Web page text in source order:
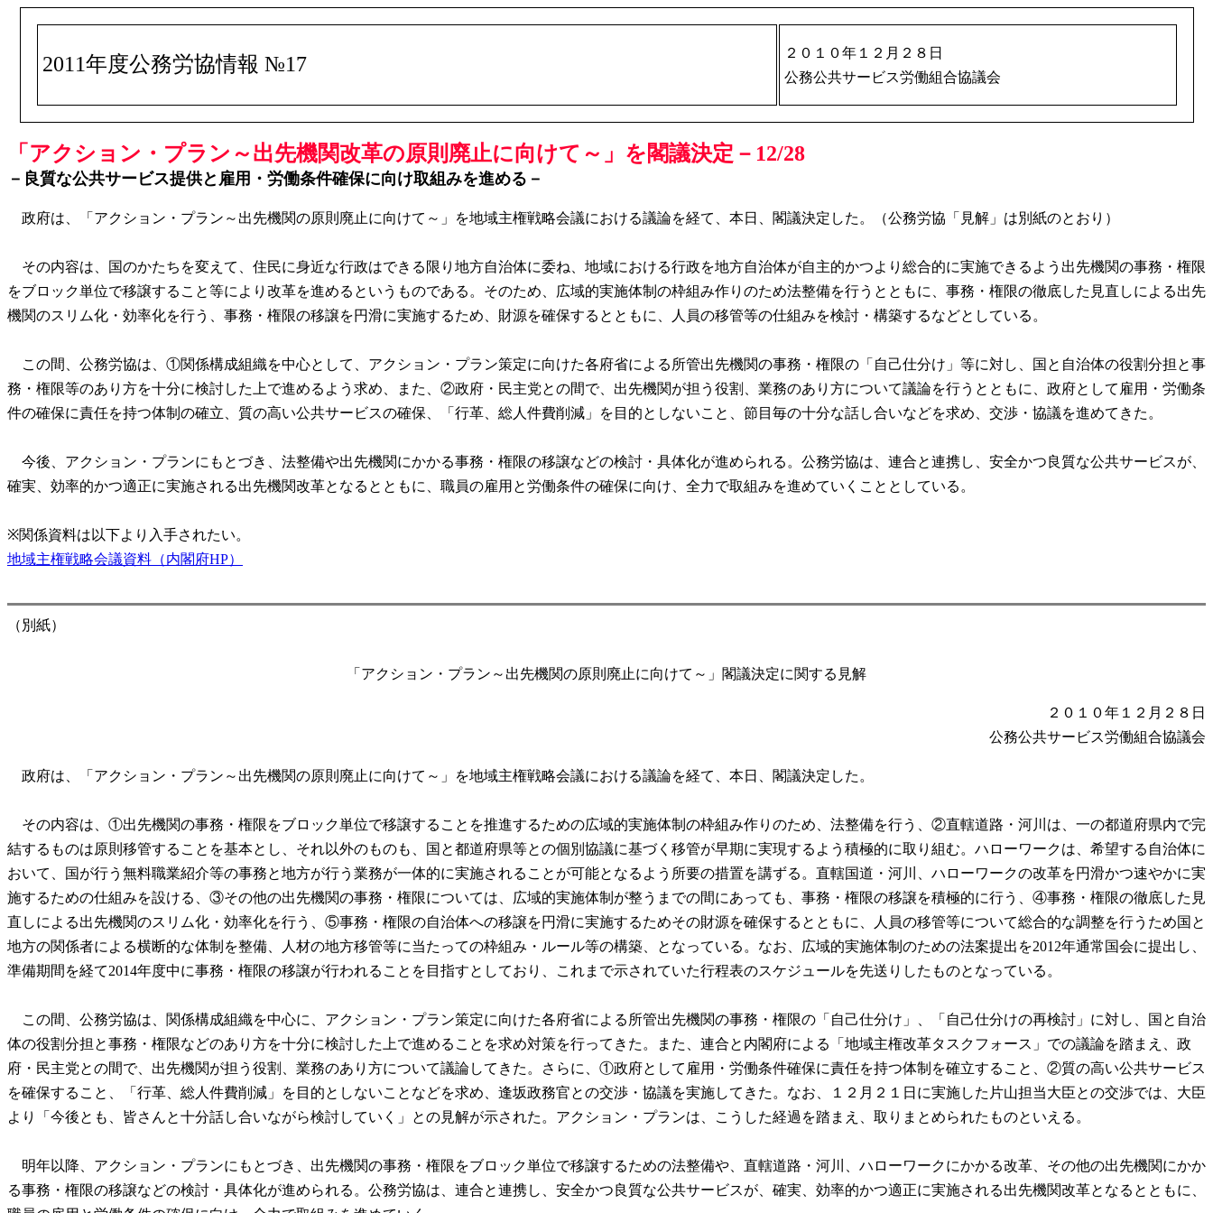
2011年度公務労協情報 №17
２０１０年１２月２８日
公務公共サービス労働組合協議会
「アクション・プラン～出先機関改革の原則廃止に向けて～」を閣議決定－12/28
－良質な公共サービス提供と雇用・労働条件確保に向け取組みを進める－
政府は、「アクション・プラン～出先機関の原則廃止に向けて～」を地域主権戦略会議における議論を経て、本日、閣議決定した。（公務労協「見解」は別紙のとおり）
その内容は、国のかたちを変えて、住民に身近な行政はできる限り地方自治体に委ね、地域における行政を地方自治体が自主的かつより総合的に実施できるよう出先機関の事務・権限
をブロック単位で移譲すること等により改革を進めるというものである。そのため、広域的実施体制の枠組み作りのため法整備を行うとともに、事務・権限の徹底した見直しによる出先
機関のスリム化・効率化を行う、事務・権限の移譲を円滑に実施するため、財源を確保するとともに、人員の移管等の仕組みを検討・構築するなどとしている。
この間、公務労協は、①関係構成組織を中心として、アクション・プラン策定に向けた各府省による所管出先機関の事務・権限の「自己仕分け」等に対し、国と自治体の役割分担と事
務・権限等のあり方を十分に検討した上で進めるよう求め、また、②政府・民主党との間で、出先機関が担う役割、業務のあり方について議論を行うとともに、政府として雇用・労働条
件の確保に責任を持つ体制の確立、質の高い公共サービスの確保、「行革、総人件費削減」を目的としないこと、節目毎の十分な話し合いなどを求め、交渉・協議を進めてきた。
今後、アクション・プランにもとづき、法整備や出先機関にかかる事務・権限の移譲などの検討・具体化が進められる。公務労協は、連合と連携し、安全かつ良質な公共サービスが、
確実、効率的かつ適正に実施される出先機関改革となるとともに、職員の雇用と労働条件の確保に向け、全力で取組みを進めていくこととしている。
※関係資料は以下より入手されたい。
地域主権戦略会議資料（内閣府HP）
（別紙）
「アクション・プラン～出先機関の原則廃止に向けて～」閣議決定に関する見解
２０１０年１２月２８日
公務公共サービス労働組合協議会
政府は、「アクション・プラン～出先機関の原則廃止に向けて～」を地域主権戦略会議における議論を経て、本日、閣議決定した。
その内容は、①出先機関の事務・権限をブロック単位で移譲することを推進するための広域的実施体制の枠組み作りのため、法整備を行う、②直轄道路・河川は、一の都道府県内で完
結するものは原則移管することを基本とし、それ以外のものも、国と都道府県等との個別協議に基づく移管が早期に実現するよう積極的に取り組む。ハローワークは、希望する自治体に
おいて、国が行う無料職業紹介等の事務と地方が行う業務が一体的に実施されることが可能となるよう所要の措置を講ずる。直轄国道・河川、ハローワークの改革を円滑かつ速やかに実
施するための仕組みを設ける、③その他の出先機関の事務・権限については、広域的実施体制が整うまでの間にあっても、事務・権限の移譲を積極的に行う、④事務・権限の徹底した見
直しによる出先機関のスリム化・効率化を行う、⑤事務・権限の自治体への移譲を円滑に実施するためその財源を確保するとともに、人員の移管等について総合的な調整を行うため国と
地方の関係者による横断的な体制を整備、人材の地方移管等に当たっての枠組み・ルール等の構築、となっている。なお、広域的実施体制のための法案提出を2012年通常国会に提出し、
準備期間を経て2014年度中に事務・権限の移譲が行われることを目指すとしており、これまで示されていた行程表のスケジュールを先送りしたものとなっている。
この間、公務労協は、関係構成組織を中心に、アクション・プラン策定に向けた各府省による所管出先機関の事務・権限の「自己仕分け」、「自己仕分けの再検討」に対し、国と自治
体の役割分担と事務・権限などのあり方を十分に検討した上で進めることを求め対策を行ってきた。また、連合と内閣府による「地域主権改革タスクフォース」での議論を踏まえ、政
府・民主党との間で、出先機関が担う役割、業務のあり方について議論してきた。さらに、①政府として雇用・労働条件確保に責任を持つ体制を確立すること、②質の高い公共サービス
を確保すること、「行革、総人件費削減」を目的としないことなどを求め、逢坂政務官との交渉・協議を実施してきた。なお、１２月２１日に実施した片山担当大臣との交渉では、大臣
より「今後とも、皆さんと十分話し合いながら検討していく」との見解が示された。アクション・プランは、こうした経過を踏まえ、取りまとめられたものといえる。
明年以降、アクション・プランにもとづき、出先機関の事務・権限をブロック単位で移譲するための法整備や、直轄道路・河川、ハローワークにかかる改革、その他の出先機関にかか
る事務・権限の移譲などの検討・具体化が進められる。公務労協は、連合と連携し、安全かつ良質な公共サービスが、確実、効率的かつ適正に実施される出先機関改革となるとともに、